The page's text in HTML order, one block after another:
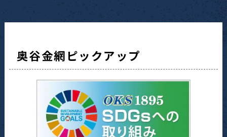
奥谷金網ピックアップ